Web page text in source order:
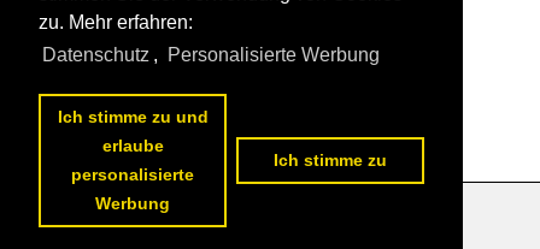
Datenschutzerklärung
zu. Mehr erfahren:
Datenschutz , Personalisierte Werbung
Ich stimme zu und
erlaube
personalisierte
Werbung
Ich stimme zu